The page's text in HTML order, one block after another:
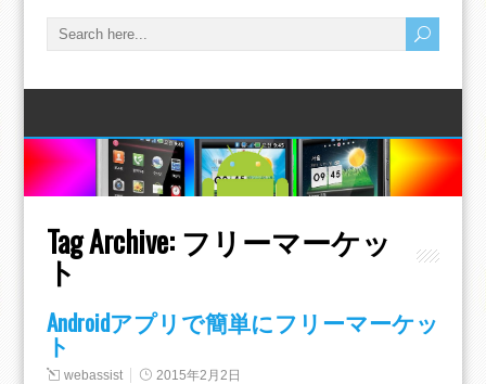
Tag Archive: フリーマーケッ
ト
Androidアプリで簡単にフリーマーケッ
ト
webassist 2015年2月2日